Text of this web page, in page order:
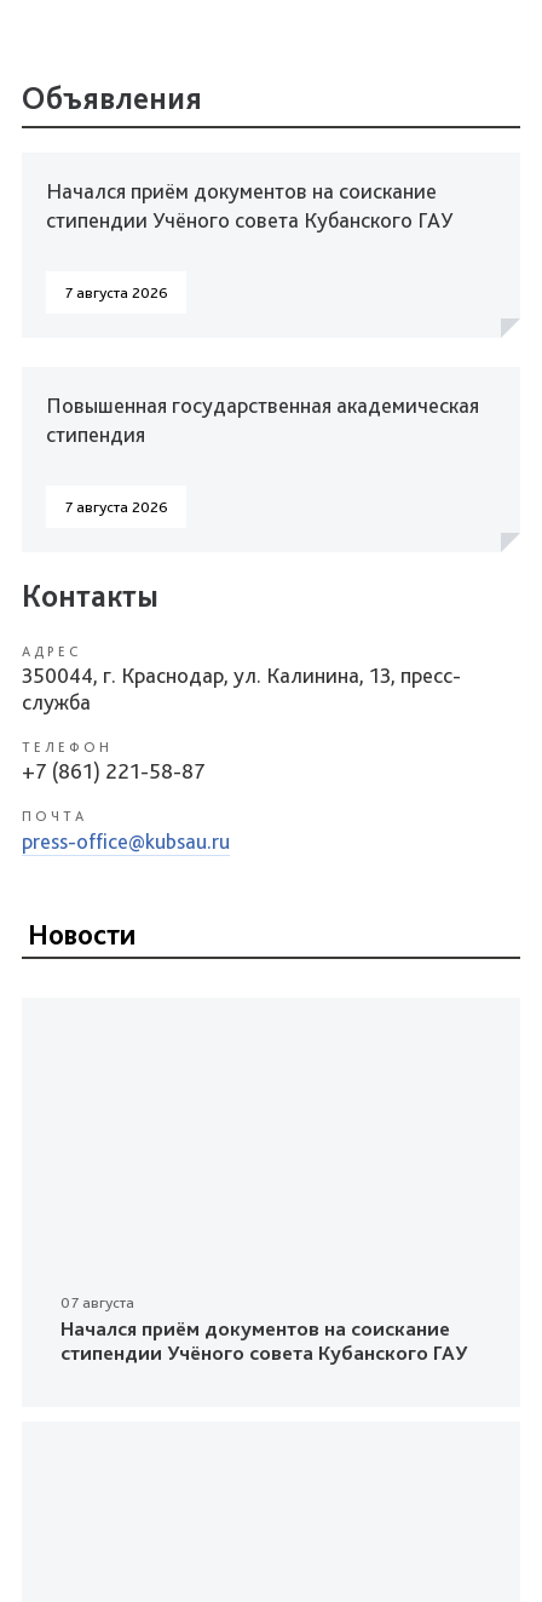
Объявления
Начался приём документов на соискание
стипендии Учёного совета Кубанского ГАУ
7 августа 2026
Повышенная государственная академическая
стипендия
7 августа 2026
Контакты
АДРЕС
350044, г. Краснодар, ул. Калинина, 13, пресс-
служба
ТЕЛЕФОН
+7 (861) 221-58-87
ПОЧТА
press-office@kubsau.ru
Новости
07 августа
Начался приём документов на соискание
стипендии Учёного совета Кубанского ГАУ